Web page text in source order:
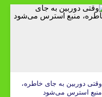
وقتی دوربین به جای خاطره،
منبع استرس می‌شود